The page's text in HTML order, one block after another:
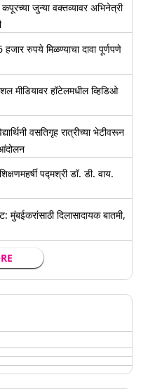
जुन्या वक्तव्यावर अभिनेत्री
रुपये मिळण्याचा दावा पूर्णपणे
हॉटेलमधील व्हिडिओ
वसतिगृह रात्रीच्या भेटीवरून
आंदोलन
पद्मश्री डॉ. डी. वाय.
दिलासादायक बातमी,